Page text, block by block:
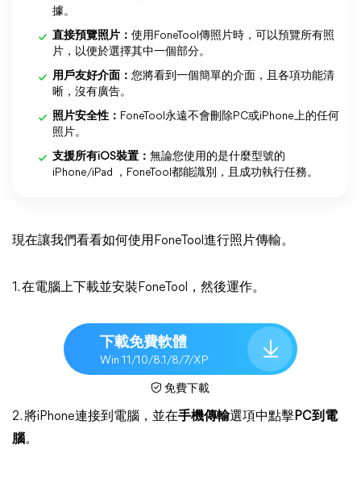
據。
直接預覽照片： 使用FoneTool傳照片時，可以預覽所有照
片，以便於選擇其中一個部分。
用戶友好介面： 您將看到一個簡單的介面，且各項功能清
晰，沒有廣告。
照片安全性： FoneTool永遠不會刪除PC或iPhone上的任何
照片。
支援所有iOS裝置： 無論您使用的是什麼型號的
iPhone/iPad ，FoneTool都能識別，且成功執行任務。
現在讓我們看看如何使用FoneTool進行照片傳輸。
1. 在電腦上下載並安裝FoneTool，然後運作。
下載免費軟體
Win 11/10/8.1/8/7/XP
免費下載
2. 將iPhone連接到電腦，並在手機傳輸選項中點擊PC到電
腦。